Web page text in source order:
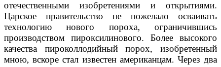
отечественными изобретениями и открытиями.
Царское правительство не пожелало осваивать
технологию нового пороха, ограничившись
производством пироксилинового. Более высокого
качества пироколлодийный порох, изобретенный
мною, вскоре стал известен американцам. Через два